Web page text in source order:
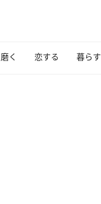
磨く 恋する 暮らす